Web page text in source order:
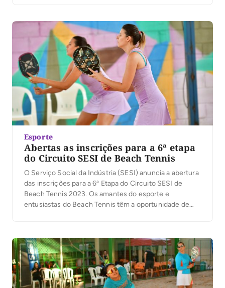
prontamente socorrido, porém, infelizmente, […]
Esporte
Abertas as inscrições para a 6ª etapa
do Circuito SESI de Beach Tennis
O Serviço Social da Indústria (SESI) anuncia a abertura
das inscrições para a 6ª Etapa do Circuito SESI de
Beach Tennis 2023. Os amantes do esporte e
entusiastas do Beach Tennis têm a oportunidade de
[…]